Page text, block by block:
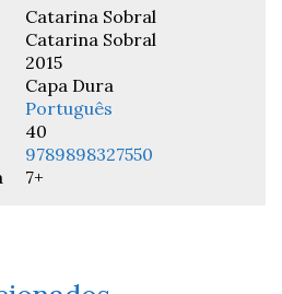
Catarina Sobral
Catarina Sobral
2015
Capa Dura
Português
40
9789898327550
7+